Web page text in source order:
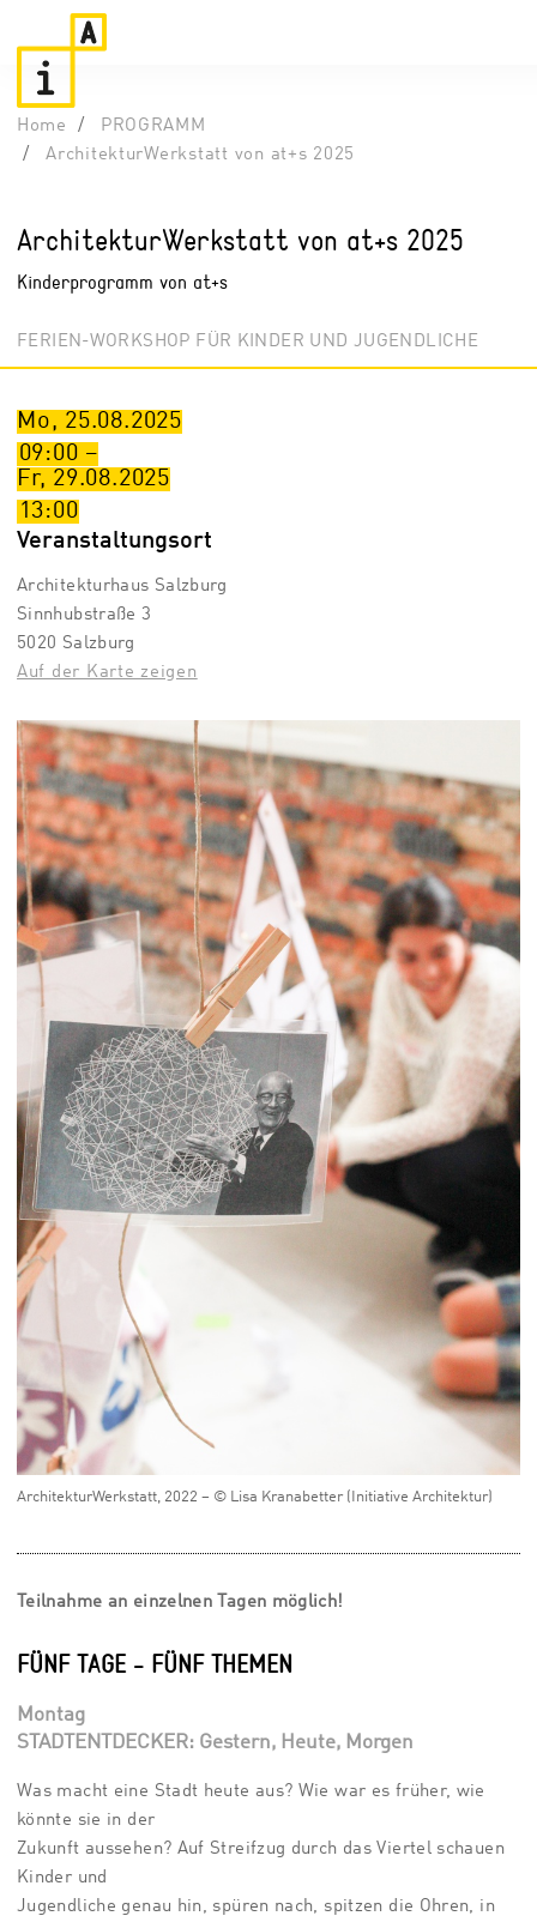
Home
PROGRAMM
ArchitekturWerkstatt von at+s 2025
ArchitekturWerkstatt von at+s 2025
Kinderprogramm von at+s
FERIEN-WORKSHOP FÜR KINDER UND JUGENDLICHE
Mo, 25.08.2025
09:00 –
Fr, 29.08.2025
13:00
Veranstaltungsort
Architekturhaus Salzburg
Sinnhubstraße 3
5020 Salzburg
Auf der Karte zeigen
ArchitekturWerkstatt, 2022 – © Lisa Kranabetter (Initiative Architektur)
Teilnahme an einzelnen Tagen möglich!
FÜNF TAGE - FÜNF THEMEN
Montag
STADTENTDECKER: Gestern, Heute, Morgen
Was macht eine Stadt heute aus? Wie war es früher, wie
könnte sie in der
Zukunft aussehen? Auf Streifzug durch das Viertel schauen
Kinder und
Jugendliche genau hin, spüren nach, spitzen die Ohren, in